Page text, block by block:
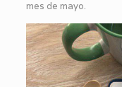
mes de mayo.